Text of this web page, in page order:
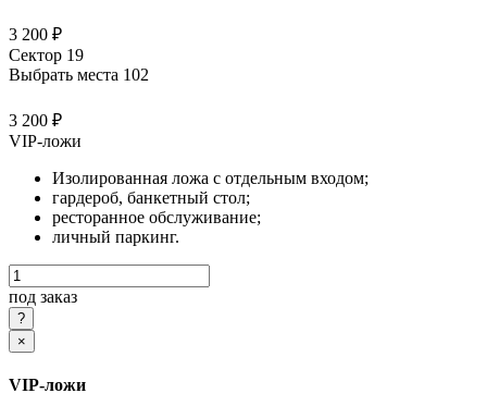
3 200 ₽
Сектор 19
Выбрать места 102
3 200 ₽
VIP-ложи
Изолированная ложа с отдельным входом;
гардероб, банкетный стол;
ресторанное обслуживание;
личный паркинг.
под заказ
×
VIP-ложи